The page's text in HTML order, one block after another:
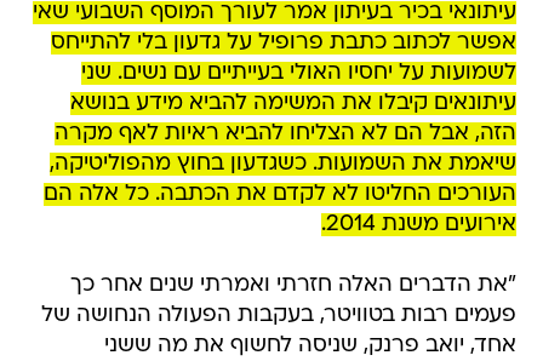
עיתונאי בכיר בעיתון אמר לעורך המוסף השבועי שאי
אפשר לכתוב כתבת פרופיל על גדעון בלי להתייחס
לשמועות על יחסיו האולי בעייתיים עם נשים. שני
עיתונאים קיבלו את המשימה להביא מידע בנושא
הזה, אבל הם לא הצליחו להביא ראיות לאף מקרה
שיאמת את השמועות. כשגדעון בחוץ מהפוליטיקה,
העורכים החליטו לא לקדם את הכתבה. כל אלה הם
אירועים משנת 2014.
"את הדברים האלה חזרתי ואמרתי שנים אחר כך
פעמים רבות בטוויטר, בעקבות הפעולה הנחושה של
אחד, יואב פרנק, שניסה לחשוף את מה ששני